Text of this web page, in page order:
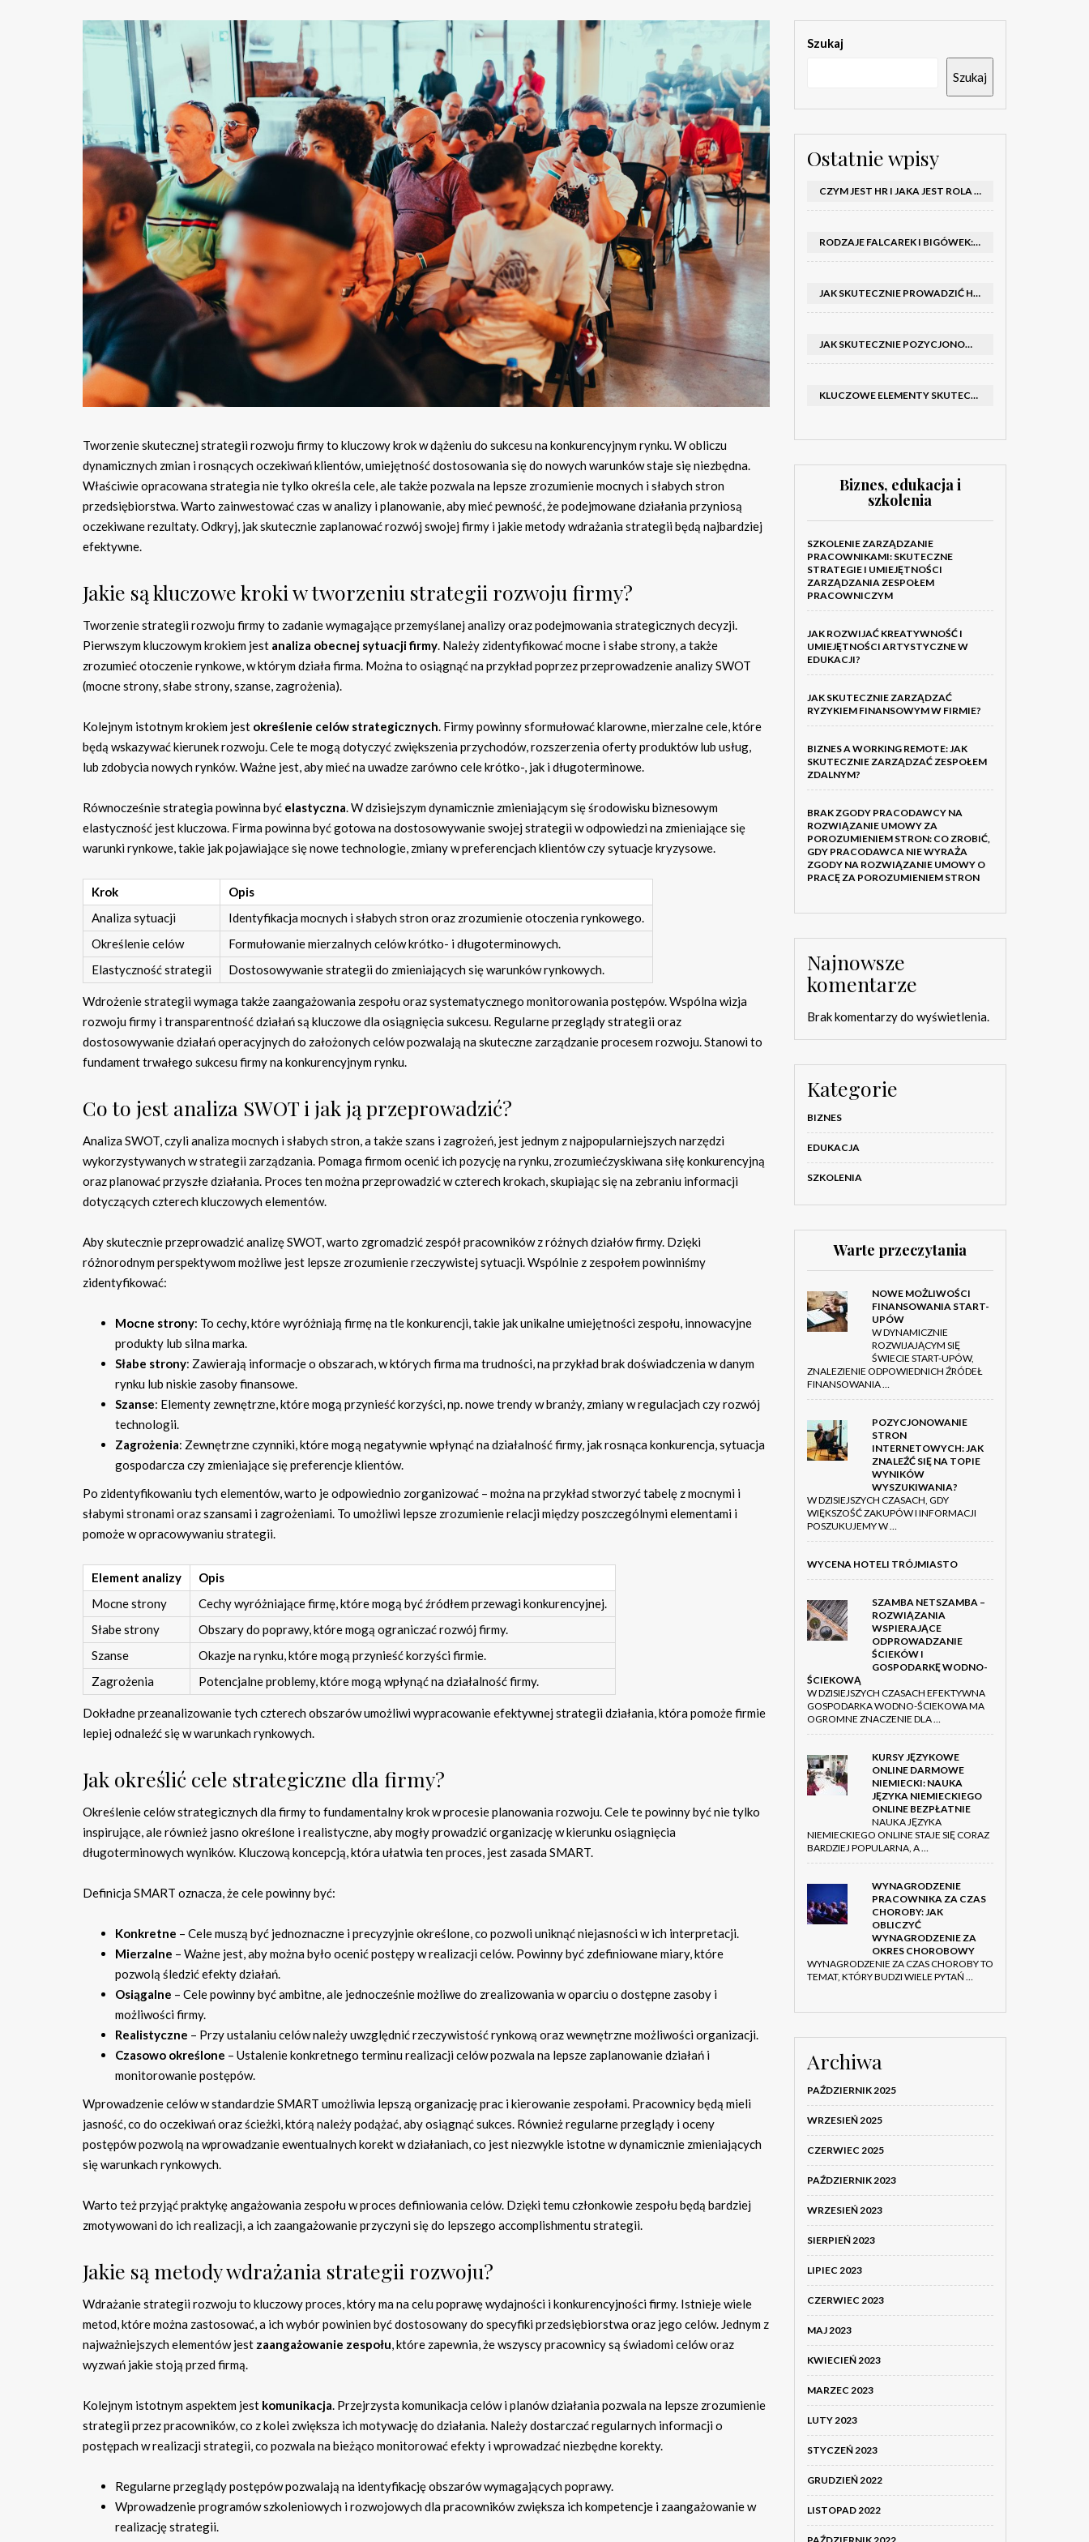
Tworzenie skutecznej strategii rozwoju firmy to kluczowy krok w dążeniu do sukcesu na konkurencyjnym rynku. W obliczu
dynamicznych zmian i rosnących oczekiwań klientów, umiejętność dostosowania się do nowych warunków staje się niezbędna.
Właściwie opracowana strategia nie tylko określa cele, ale także pozwala na lepsze zrozumienie mocnych i słabych stron
przedsiębiorstwa. Warto zainwestować czas w analizy i planowanie, aby mieć pewność, że podejmowane działania przyniosą
oczekiwane rezultaty. Odkryj, jak skutecznie zaplanować rozwój swojej firmy i jakie metody wdrażania strategii będą najbardziej
efektywne.
Jakie są kluczowe kroki w tworzeniu strategii rozwoju firmy?
Tworzenie strategii rozwoju firmy to zadanie wymagające przemyślanej analizy oraz podejmowania strategicznych decyzji.
Pierwszym kluczowym krokiem jest analiza obecnej sytuacji firmy. Należy zidentyfikować mocne i słabe strony, a także
zrozumieć otoczenie rynkowe, w którym działa firma. Można to osiągnąć na przykład poprzez przeprowadzenie analizy SWOT
(mocne strony, słabe strony, szanse, zagrożenia).
Kolejnym istotnym krokiem jest określenie celów strategicznych. Firmy powinny sformułować klarowne, mierzalne cele, które
będą wskazywać kierunek rozwoju. Cele te mogą dotyczyć zwiększenia przychodów, rozszerzenia oferty produktów lub usług,
lub zdobycia nowych rynków. Ważne jest, aby mieć na uwadze zarówno cele krótko-, jak i długoterminowe.
Równocześnie strategia powinna być elastyczna. W dzisiejszym dynamicznie zmieniającym się środowisku biznesowym
elastyczność jest kluczowa. Firma powinna być gotowa na dostosowywanie swojej strategii w odpowiedzi na zmieniające się
warunki rynkowe, takie jak pojawiające się nowe technologie, zmiany w preferencjach klientów czy sytuacje kryzysowe.
Krok
Opis
Analiza sytuacji
Identyfikacja mocnych i słabych stron oraz zrozumienie otoczenia rynkowego.
Określenie celów
Formułowanie mierzalnych celów krótko- i długoterminowych.
Elastyczność strategii
Dostosowywanie strategii do zmieniających się warunków rynkowych.
Wdrożenie strategii wymaga także zaangażowania zespołu oraz systematycznego monitorowania postępów. Wspólna wizja
rozwoju firmy i transparentność działań są kluczowe dla osiągnięcia sukcesu. Regularne przeglądy strategii oraz
dostosowywanie działań operacyjnych do założonych celów pozwalają na skuteczne zarządzanie procesem rozwoju. Stanowi to
fundament trwałego sukcesu firmy na konkurencyjnym rynku.
Co to jest analiza SWOT i jak ją przeprowadzić?
Analiza SWOT, czyli analiza mocnych i słabych stron, a także szans i zagrożeń, jest jednym z najpopularniejszych narzędzi
wykorzystywanych w strategii zarządzania. Pomaga firmom ocenić ich pozycję na rynku, zrozumiećzyskiwana siłę konkurencyjną
oraz planować przyszłe działania. Proces ten można przeprowadzić w czterech krokach, skupiając się na zebraniu informacji
dotyczących czterech kluczowych elementów.
Aby skutecznie przeprowadzić analizę SWOT, warto zgromadzić zespół pracowników z różnych działów firmy. Dzięki
różnorodnym perspektywom możliwe jest lepsze zrozumienie rzeczywistej sytuacji. Wspólnie z zespołem powinniśmy
zidentyfikować:
Mocne strony: To cechy, które wyróżniają firmę na tle konkurencji, takie jak unikalne umiejętności zespołu, innowacyjne
produkty lub silna marka.
Słabe strony: Zawierają informacje o obszarach, w których firma ma trudności, na przykład brak doświadczenia w danym
rynku lub niskie zasoby finansowe.
Szanse: Elementy zewnętrzne, które mogą przynieść korzyści, np. nowe trendy w branży, zmiany w regulacjach czy rozwój
technologii.
Zagrożenia: Zewnętrzne czynniki, które mogą negatywnie wpłynąć na działalność firmy, jak rosnąca konkurencja, sytuacja
gospodarcza czy zmieniające się preferencje klientów.
Po zidentyfikowaniu tych elementów, warto je odpowiednio zorganizować – można na przykład stworzyć tabelę z mocnymi i
słabymi stronami oraz szansami i zagrożeniami. To umożliwi lepsze zrozumienie relacji między poszczególnymi elementami i
pomoże w opracowywaniu strategii.
Element analizy
Opis
Mocne strony
Cechy wyróżniające firmę, które mogą być źródłem przewagi konkurencyjnej.
Słabe strony
Obszary do poprawy, które mogą ograniczać rozwój firmy.
Szanse
Okazje na rynku, które mogą przynieść korzyści firmie.
Zagrożenia
Potencjalne problemy, które mogą wpłynąć na działalność firmy.
Dokładne przeanalizowanie tych czterech obszarów umożliwi wypracowanie efektywnej strategii działania, która pomoże firmie
lepiej odnaleźć się w warunkach rynkowych.
Jak określić cele strategiczne dla firmy?
Określenie celów strategicznych dla firmy to fundamentalny krok w procesie planowania rozwoju. Cele te powinny być nie tylko
inspirujące, ale również jasno określone i realistyczne, aby mogły prowadzić organizację w kierunku osiągnięcia
długoterminowych wyników. Kluczową koncepcją, która ułatwia ten proces, jest zasada SMART.
Definicja SMART oznacza, że cele powinny być:
Konkretne – Cele muszą być jednoznaczne i precyzyjnie określone, co pozwoli uniknąć niejasności w ich interpretacji.
Mierzalne – Ważne jest, aby można było ocenić postępy w realizacji celów. Powinny być zdefiniowane miary, które
pozwolą śledzić efekty działań.
Osiągalne – Cele powinny być ambitne, ale jednocześnie możliwe do zrealizowania w oparciu o dostępne zasoby i
możliwości firmy.
Realistyczne – Przy ustalaniu celów należy uwzględnić rzeczywistość rynkową oraz wewnętrzne możliwości organizacji.
Czasowo określone – Ustalenie konkretnego terminu realizacji celów pozwala na lepsze zaplanowanie działań i
monitorowanie postępów.
Wprowadzenie celów w standardzie SMART umożliwia lepszą organizację prac i kierowanie zespołami. Pracownicy będą mieli
jasność, co do oczekiwań oraz ścieżki, którą należy podążać, aby osiągnąć sukces. Również regularne przeglądy i oceny
postępów pozwolą na wprowadzanie ewentualnych korekt w działaniach, co jest niezwykle istotne w dynamicznie zmieniających
się warunkach rynkowych.
Warto też przyjąć praktykę angażowania zespołu w proces definiowania celów. Dzięki temu członkowie zespołu będą bardziej
zmotywowani do ich realizacji, a ich zaangażowanie przyczyni się do lepszego accomplishmentu strategii.
Jakie są metody wdrażania strategii rozwoju?
Wdrażanie strategii rozwoju to kluczowy proces, który ma na celu poprawę wydajności i konkurencyjności firmy. Istnieje wiele
metod, które można zastosować, a ich wybór powinien być dostosowany do specyfiki przedsiębiorstwa oraz jego celów. Jednym z
najważniejszych elementów jest zaangażowanie zespołu, które zapewnia, że wszyscy pracownicy są świadomi celów oraz
wyzwań jakie stoją przed firmą.
Kolejnym istotnym aspektem jest komunikacja. Przejrzysta komunikacja celów i planów działania pozwala na lepsze zrozumienie
strategii przez pracowników, co z kolei zwiększa ich motywację do działania. Należy dostarczać regularnych informacji o
postępach w realizacji strategii, co pozwala na bieżąco monitorować efekty i wprowadzać niezbędne korekty.
Regularne przeglądy postępów pozwalają na identyfikację obszarów wymagających poprawy.
Wprowadzenie programów szkoleniowych i rozwojowych dla pracowników zwiększa ich kompetencje i zaangażowanie w
realizację strategii.
Szukaj
Szukaj
Ostatnie wpisy
CZYM JEST HR I JAKA JEST ROLA DZIAŁU HR W FIRMIE
RODZAJE FALCAREK I BIGÓWEK: JAKIE WYBRAĆ DO PRODUKCJI?
JAK SKUTECZNIE PROWADZIĆ HOSTESSY NA TARGACH: PORADNIK I SZKOLENIA
JAK SKUTECZNIE POZYCJONOWAĆ SKLEP SHOPER: KLUCZOWE KROKI I STRATEGIE
KLUCZOWE ELEMENTY SKUTECZNEGO KATALOGU FIRMOWEGO I BROSZURY
Biznes, edukacja i
szkolenia
SZKOLENIE ZARZĄDZANIE
PRACOWNIKAMI: SKUTECZNE
STRATEGIE I UMIEJĘTNOŚCI
ZARZĄDZANIA ZESPOŁEM
PRACOWNICZYM
JAK ROZWIJAĆ KREATYWNOŚĆ I
UMIEJĘTNOŚCI ARTYSTYCZNE W
EDUKACJI?
JAK SKUTECZNIE ZARZĄDZAĆ
RYZYKIEM FINANSOWYM W FIRMIE?
BIZNES A WORKING REMOTE: JAK
SKUTECZNIE ZARZĄDZAĆ ZESPOŁEM
ZDALNYM?
BRAK ZGODY PRACODAWCY NA
ROZWIĄZANIE UMOWY ZA
POROZUMIENIEM STRON: CO ZROBIĆ,
GDY PRACODAWCA NIE WYRAŻA
ZGODY NA ROZWIĄZANIE UMOWY O
PRACĘ ZA POROZUMIENIEM STRON
Najnowsze
komentarze
Brak komentarzy do wyświetlenia.
Kategorie
BIZNES
EDUKACJA
SZKOLENIA
Warte przeczytania
NOWE MOŻLIWOŚCI
FINANSOWANIA START-
UPÓW
W DYNAMICZNIE
ROZWIJAJĄCYM SIĘ
ŚWIECIE START-UPÓW,
ZNALEZIENIE ODPOWIEDNICH ŹRÓDEŁ
FINANSOWANIA …
POZYCJONOWANIE
STRON
INTERNETOWYCH: JAK
ZNALEŹĆ SIĘ NA TOPIE
WYNIKÓW
WYSZUKIWANIA?
W DZISIEJSZYCH CZASACH, GDY
WIĘKSZOŚĆ ZAKUPÓW I INFORMACJI
POSZUKUJEMY W …
WYCENA HOTELI TRÓJMIASTO
SZAMBA NETSZAMBA –
ROZWIĄZANIA
WSPIERAJĄCE
ODPROWADZANIE
ŚCIEKÓW I
GOSPODARKĘ WODNO-
ŚCIEKOWĄ
W DZISIEJSZYCH CZASACH EFEKTYWNA
GOSPODARKA WODNO-ŚCIEKOWA MA
OGROMNE ZNACZENIE DLA …
KURSY JĘZYKOWE
ONLINE DARMOWE
NIEMIECKI: NAUKA
JĘZYKA NIEMIECKIEGO
ONLINE BEZPŁATNIE
NAUKA JĘZYKA
NIEMIECKIEGO ONLINE STAJE SIĘ CORAZ
BARDZIEJ POPULARNA, A …
WYNAGRODZENIE
PRACOWNIKA ZA CZAS
CHOROBY: JAK
OBLICZYĆ
WYNAGRODZENIE ZA
OKRES CHOROBOWY
WYNAGRODZENIE ZA CZAS CHOROBY TO
TEMAT, KTÓRY BUDZI WIELE PYTAŃ …
Archiwa
PAŹDZIERNIK 2025
WRZESIEŃ 2025
CZERWIEC 2025
PAŹDZIERNIK 2023
WRZESIEŃ 2023
SIERPIEŃ 2023
LIPIEC 2023
CZERWIEC 2023
MAJ 2023
KWIECIEŃ 2023
MARZEC 2023
LUTY 2023
STYCZEŃ 2023
GRUDZIEŃ 2022
LISTOPAD 2022